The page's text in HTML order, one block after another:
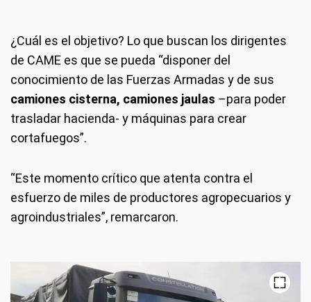
¿Cuál es el objetivo? Lo que buscan los dirigentes
de CAME es que se pueda “disponer del
conocimiento de las Fuerzas Armadas y de sus
camiones cisterna, camiones jaulas –para poder
trasladar hacienda- y máquinas para crear
cortafuegos”.
“Este momento crítico que atenta contra el
esfuerzo de miles de productores agropecuarios y
agroindustriales”, remarcaron.